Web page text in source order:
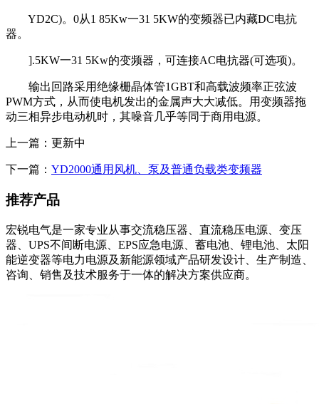
YD2C)。0从1 85Kw一31 5KW的变频器已内藏DC电抗
器。
].5KW一31 5Kw的变频器，可连接AC电抗器(可选项)。
输出回路采用绝缘栅晶体管1GBT和高载波频率正弦波
PWM方式，从而使电机发出的金属声大大减低。用变频器拖
动三相异步电动机时，其噪音几乎等同于商用电源。
上一篇：更新中
下一篇： YD2000通用风机、泵及普通负载类变频器
推荐产品
宏锐电气是一家专业从事交流稳压器、直流稳压电源、变压
器、UPS不间断电源、EPS应急电源、蓄电池、锂电池、太阳
能逆变器等电力电源及新能源领域产品研发设计、生产制造、
咨询、销售及技术服务于一体的解决方案供应商。